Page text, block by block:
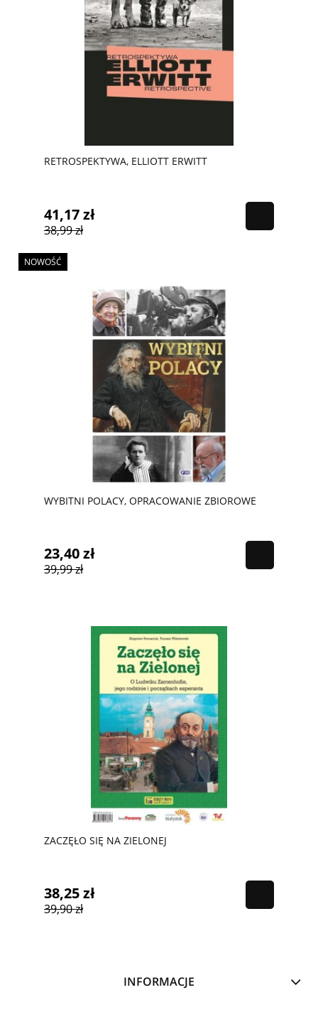
RETROSPEKTYWA, ELLIOTT ERWITT
41,17 zł
38,99 zł
WYBITNI POLACY, OPRACOWANIE ZBIOROWE
23,40 zł
39,99 zł
NOWOŚĆ
ZACZĘŁO SIĘ NA ZIELONEJ
38,25 zł
39,90 zł
INFORMACJE